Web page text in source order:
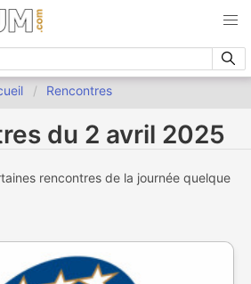
Rencontres
du 2 avril 2025
rencontres de la journée quelque